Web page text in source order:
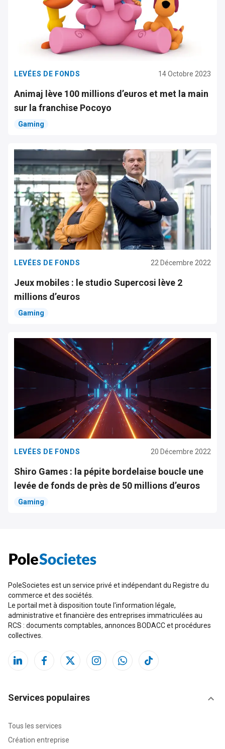
LEVÉES DE FONDS 14 Octobre 2023
Animaj lève 100 millions d’euros et met la main
sur la franchise Pocoyo
Gaming
LEVÉES DE FONDS 22 Décembre 2022
Jeux mobiles : le studio Supercosi lève 2
millions d’euros
Gaming
LEVÉES DE FONDS 20 Décembre 2022
Shiro Games : la pépite bordelaise boucle une
levée de fonds de près de 50 millions d’euros
Gaming
PoleSocietes est un service privé et indépendant du Registre du
commerce et des sociétés.
Le portail met à disposition toute l'information légale,
administrative et financière des entreprises immatriculées au
RCS : documents comptables, annonces BODACC et procédures
collectives.
Services populaires
Tous les services
Création entreprise